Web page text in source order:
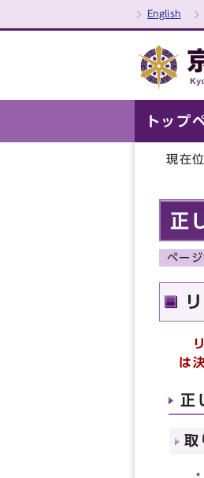
English
トップ
現在位
正
ペー
リ
は
正
取